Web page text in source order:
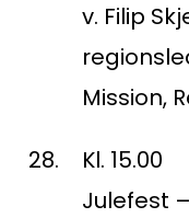
v. Filip
Mission,
28.
Kl. 15.00
Julefest